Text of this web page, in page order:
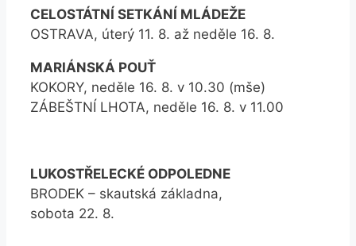
CELOSTÁTNÍ SETKÁNÍ MLÁDEŽE
OSTRAVA, úterý 11. 8. až neděle 16. 8.
MARIÁNSKÁ POUŤ
KOKORY, neděle 16. 8. v 10.30 (mše)
ZÁBEŠTNÍ LHOTA, neděle 16. 8. v 11.00
LUKOSTŘELECKÉ ODPOLEDNE
BRODEK – skautská základna,
sobota 22. 8.